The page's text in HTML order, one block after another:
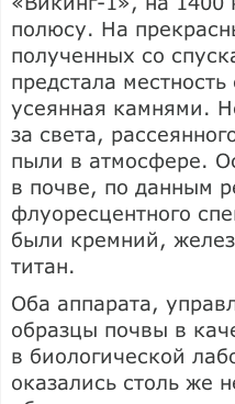
полюсу. На
полученных со
предстала
усеянная камнями.
за света,
пыли в атмосфере.
в почве, по данным
флуоресцентного
были кремний,
титан.
Оба аппарата,
образцы почвы в
в биологической
оказались столь же